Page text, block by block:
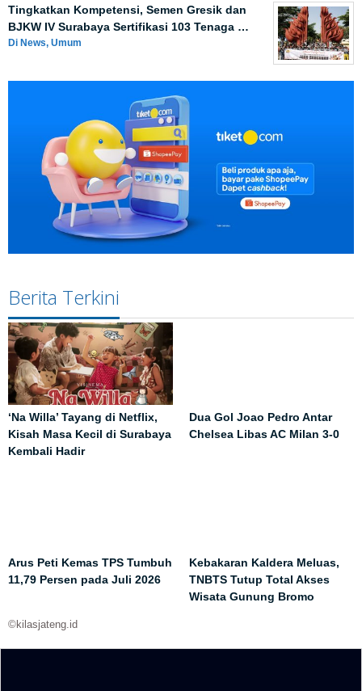
Tingkatkan Kompetensi, Semen Gresik dan
BJKW IV Surabaya Sertifikasi 103 Tenaga …
Di News, Umum
Berita Terkini
‘Na Willa’ Tayang di Netflix,
Kisah Masa Kecil di Surabaya
Kembali Hadir
Dua Gol Joao Pedro Antar
Chelsea Libas AC Milan 3-0
Arus Peti Kemas TPS Tumbuh
11,79 Persen pada Juli 2026
Kebakaran Kaldera Meluas,
TNBTS Tutup Total Akses
Wisata Gunung Bromo
©kilasjateng.id